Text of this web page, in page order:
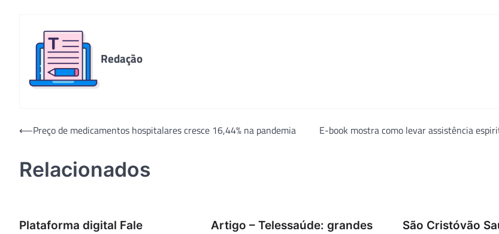
Redação
Navegação
Post
⟵Preço de medicamentos hospitalares cresce 16,44% na pandemia E-book mostra como levar assistência
Relacionados
Plataforma digital Fale
Artigo – Telessaúde: grandes
São Cristóvão